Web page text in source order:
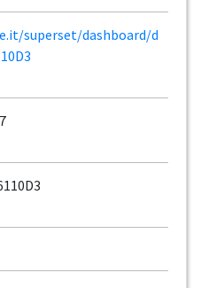
superset/dashboard/d
7